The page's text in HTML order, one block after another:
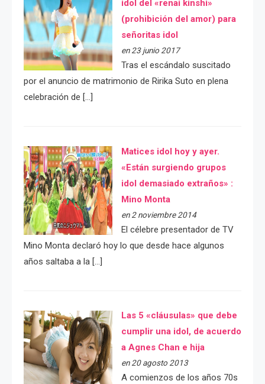
idol del «renai kinshi»
(prohibición del amor) para
señoritas idol
en 23 junio 2017
Tras el escándalo suscitado
por el anuncio de matrimonio de Ririka Suto en plena
celebración de […]
Matices idol hoy y ayer.
«Están surgiendo grupos
idol demasiado extraños» :
Mino Monta
en 2 noviembre 2014
El célebre presentador de TV
Mino Monta declaró hoy lo que desde hace algunos
años saltaba a la […]
Las 5 «cláusulas» que debe
cumplir una idol, de acuerdo
a Agnes Chan e hija
en 20 agosto 2013
A comienzos de los años 70s